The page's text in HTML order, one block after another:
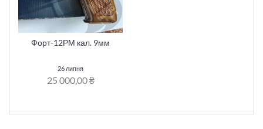
Форт-12РМ кал. 9мм
26 липня
25 000,00 ₴